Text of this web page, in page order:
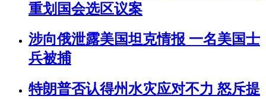
重划国会选区议案
涉向俄泄露美国坦克情报 一名美国士
兵被捕
特朗普否认得州水灾应对不力 怒斥提